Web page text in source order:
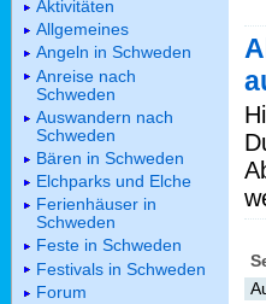
Aktivitäten
Allgemeines
Angeln in Schweden
Anreise nach
Schweden
Auswandern nach
Schweden
Bären in Schweden
Elchparks und Elche
Ferienhäuser in
Schweden
Feste in Schweden
Festivals in Schweden
Forum